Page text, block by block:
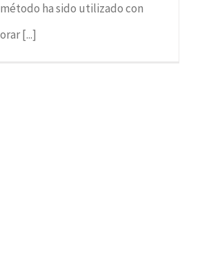
ha sido utilizado con
[...]